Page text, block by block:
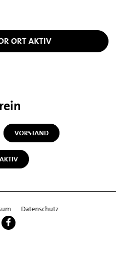
ORT AKTIV
VORSTAND
Datenschutz